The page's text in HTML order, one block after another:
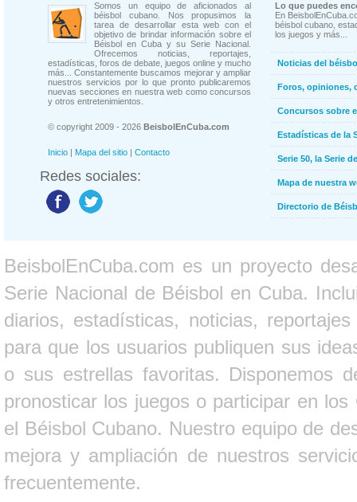
Somos un equipo de aficionados al
béisbol cubano. Nos propusimos la
tarea de desarrollar esta web con el
objetivo de brindar información sobre el
Béisbol en Cuba y su Serie Nacional.
Ofrecemos noticias, reportajes,
estadísticas, foros de debate, juegos online y mucho
más... Constantemente buscamos mejorar y ampliar
nuestros servicios por lo que pronto publicaremos
nuevas secciones en nuestra web como concursos
y otros entretenimientos.
© copyright 2009 - 2026 BeisbolEnCuba.com
Inicio | Mapa del sitio | Contacto
Redes sociales:
Lo que puedes
En
béisbol cubano,
los juegos y más...
Noticias del
Foros, opiniones,
Concursos sobre
Estadísticas de la
Serie 50, la Serie
Mapa de nuestra
Directorio de
BeisbolEnCuba.com es un proyecto
Serie Nacional de Béisbol en Cuba.
diarios, estadísticas, noticias,
para que los usuarios publiquen sus
o sus estrellas favoritas. Disponemos
pronosticar los juegos o participar en
el Béisbol Cubano. Nuestro equipo de
mejora y ampliación de nuestros
frecuentemente.